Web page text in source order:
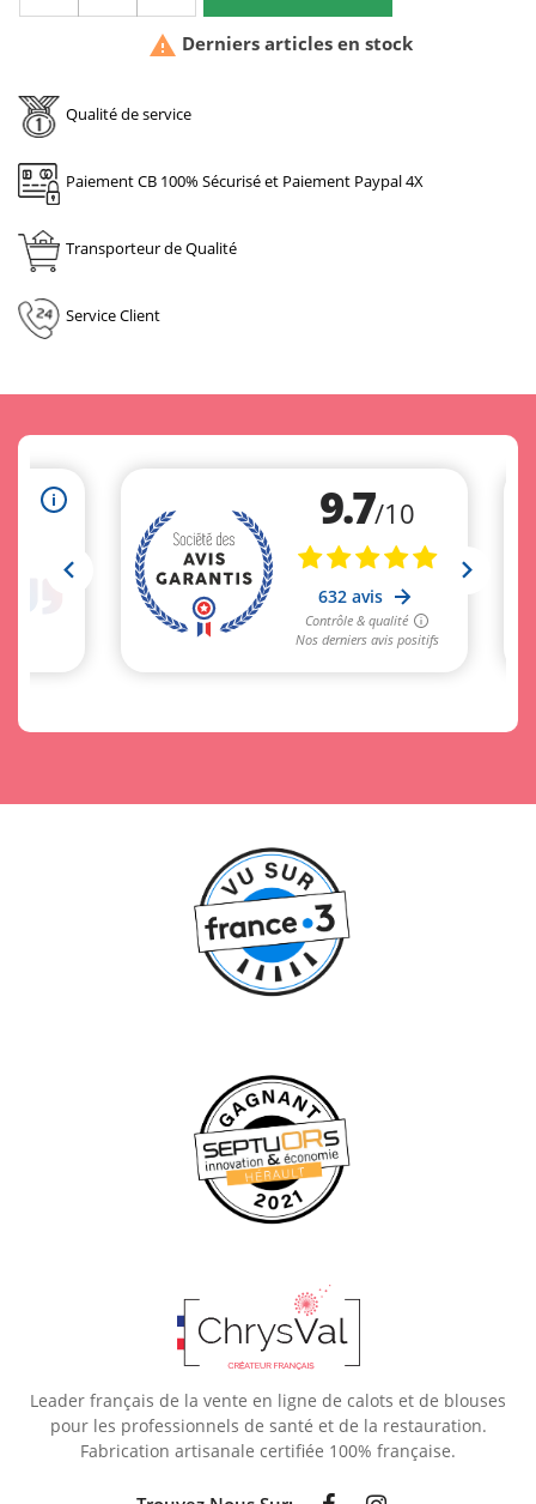
 Derniers articles en stock
Qualité de service
Paiement CB 100% Sécurisé et Paiement Paypal 4X
Transporteur de Qualité
Service Client
Leader français de la vente en ligne de calots et de blouses
pour les professionnels de santé et de la restauration.
Fabrication artisanale certifiée 100% française.